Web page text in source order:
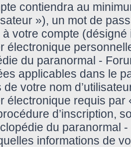
contiendra au
»), un mot de
votre compte
électronique
du paranormal -
applicables dans le
de votre nom
électronique requis
d’inscription,
du paranormal
informations de